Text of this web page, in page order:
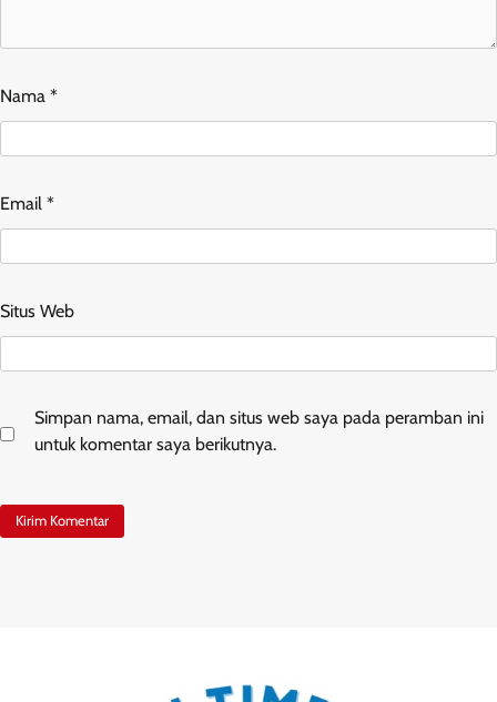
Nama *
Email *
Situs Web
Simpan nama, email, dan situs web saya pada peramban ini
untuk komentar saya berikutnya.